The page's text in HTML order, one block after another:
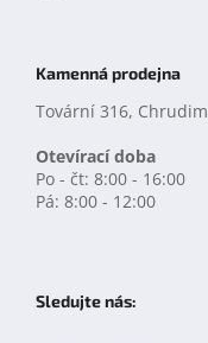
Kamenná prodejna
Tovární 316, Chrudim
Otevírací doba
Po - čt: 8:00 - 16:00
Pá: 8:00 - 12:00
Sledujte nás: